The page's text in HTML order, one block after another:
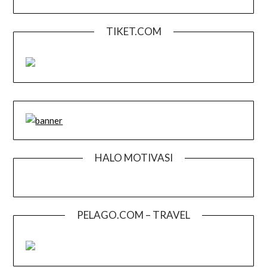
TIKET.COM
HALO MOTIVASI
PELAGO.COM – TRAVEL